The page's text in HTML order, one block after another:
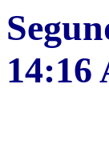
14:16